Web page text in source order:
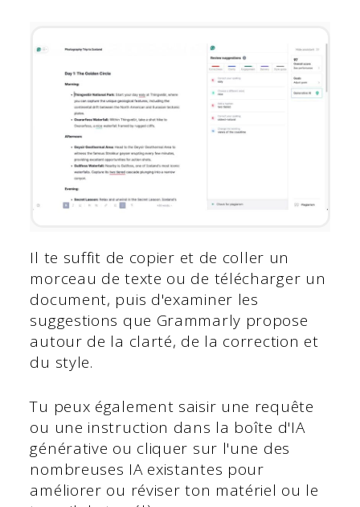
Il te suffit de copier et de coller un
morceau de texte ou de télécharger un
document, puis d'examiner les
suggestions que Grammarly propose
autour de la clarté, de la correction et
du style.
Tu peux également saisir une requête
ou une instruction dans la boîte d'IA
générative ou cliquer sur l'une des
nombreuses IA existantes pour
améliorer ou réviser ton matériel ou le